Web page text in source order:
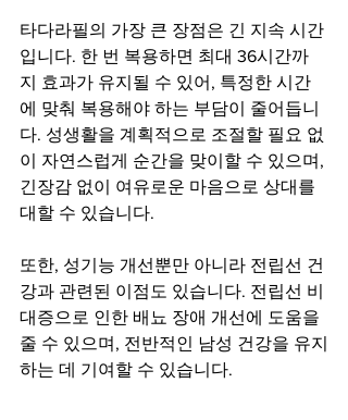
타다라필의 가장 큰 장점은 긴 지속 시간
입니다. 한 번 복용하면 최대 36시간까
지 효과가 유지될 수 있어, 특정한 시간
에 맞춰 복용해야 하는 부담이 줄어듭니
다. 성생활을 계획적으로 조절할 필요 없
이 자연스럽게 순간을 맞이할 수 있으며,
긴장감 없이 여유로운 마음으로 상대를
대할 수 있습니다.
또한, 성기능 개선뿐만 아니라 전립선 건
강과 관련된 이점도 있습니다. 전립선 비
대증으로 인한 배뇨 장애 개선에 도움을
줄 수 있으며, 전반적인 남성 건강을 유지
하는 데 기여할 수 있습니다.